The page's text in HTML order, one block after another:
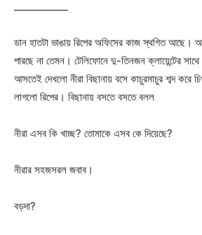
ডান হাতটা ভাঙায় রিপের অফিসের কাজ স্থগিত আছে।
পারছে না তেমন। টেলিফোনে দু-তিনজন ক্লায়েন্টের
আসতেই দেখলো নীরা বিছানায় বসে কাচুরমাচুর শব্দ করে
লাগলো রিপের। বিছানায় বসতে বসতে বলল
নীরা এসব কি খাচ্ছ? তোমাকে এসব কে দিয়েছে?
নীরার সহজসরল জবাব।
বড়দা?